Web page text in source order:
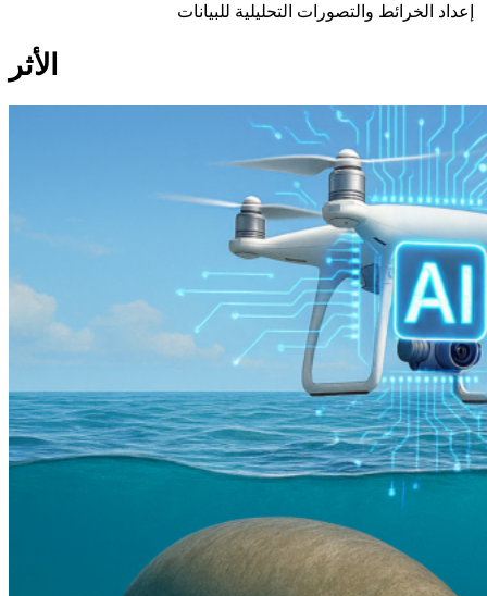
إعداد الخرائط والتصورات التحليلية للبيانات
الأثر